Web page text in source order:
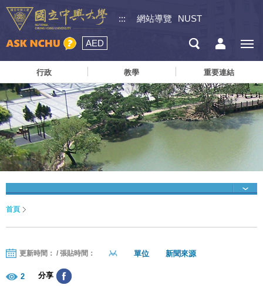
::: 網站導覽 NUST
AED
行政 教學 重要連結
首頁
更新時間： / 張貼時間： 單位 新聞來源
2 分享